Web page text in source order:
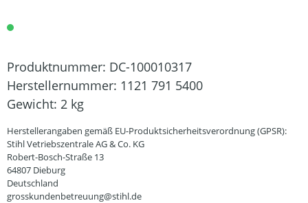
Produktnummer: DC-100010317
Herstellernummer: 1121 791 5400
Gewicht: 2 kg
Herstellerangaben gemäß EU-Produktsicherheitsverordnung (GPSR):
Stihl Vetriebszentrale AG & Co. KG
Robert-Bosch-Straße 13
64807 Dieburg
Deutschland
grosskundenbetreuung@stihl.de